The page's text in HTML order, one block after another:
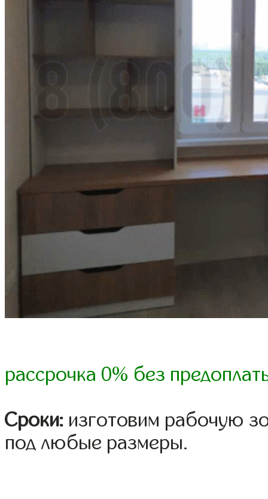
рассрочка 0% без
Сроки: изготовим рабочую
под любые размеры.